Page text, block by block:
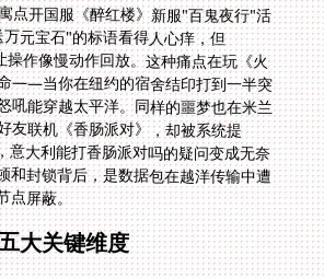
点开国服《醉红楼》新服"百鬼夜行"活
万元宝石"的标语看得人心痒，但
操作像慢动作回放。这种痛点在玩《火
——当你在纽约的宿舍结印打到一半突
吼能穿越太平洋。同样的噩梦也在米兰
友联机《香肠派对》，却被系统提
意大利能打香肠派对吗的疑问变成无奈
和封锁背后，是数据包在越洋传输中遭
点屏蔽。
大关键维度